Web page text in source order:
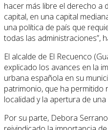
hacer más libre el derecho a
capital, en una capital
una política de país que
todas las administraciones”,
El alcalde de El Recuenco
explicado los avances en la
urbana española en su
patrimonio, que ha permitido
localidad y la apertura de una
Por su parte, Debora